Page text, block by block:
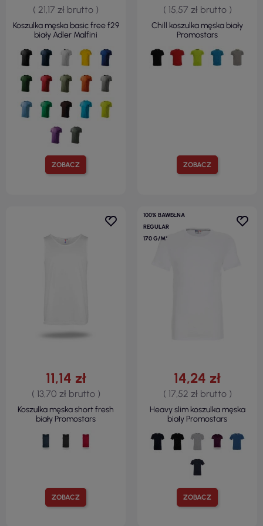
ZOBACZ
( 21,17 zł brutto )
Koszulka męska basic free f29
biały Adler Malfini
ZOBACZ
( 15,57 zł brutto )
Chill koszulka męska biały
Promostars
ZOBACZ
11,14 zł
( 13,70 zł brutto )
Koszulka męska short fresh
biały Promostars
100% BAWEŁNA
REGULAR
170 G/M²
ZOBACZ
14,24 zł
( 17,52 zł brutto )
Heavy slim koszulka męska
biały Promostars